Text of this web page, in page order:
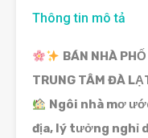
Thông tin mô tả
BÁN NHÀ
TRUNG TÂM ĐÀ
Ngôi nhà mơ
địa, lý tưởng nghỉ